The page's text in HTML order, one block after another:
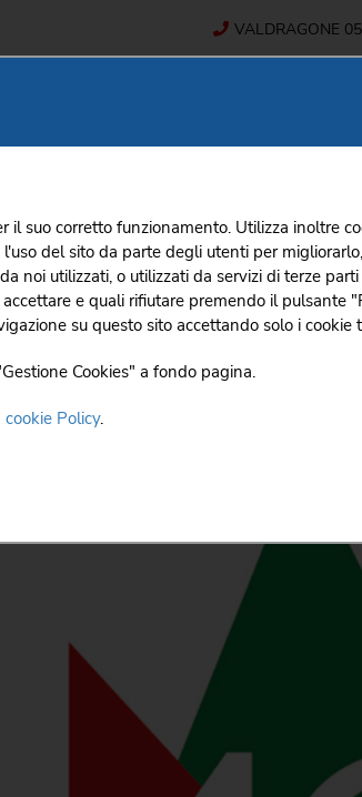
VALDRAGONE
HOME
maggio del
/2016
il suo corretto funzionamento. Utilizza inoltre
del sito da parte degli utenti per
noi utilizzati, o utilizzati da servizi di terze
e quali rifiutare premendo il pulsante
su questo sito accettando solo i cookie
Cookies" a fondo pagina.
cookie Policy.